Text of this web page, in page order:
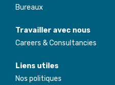
Bureaux
Travailler avec nous
Careers & Consultancies
Liens utiles
Nos politiques